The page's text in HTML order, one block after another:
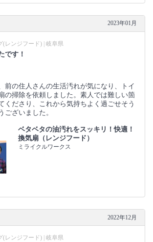
2023年01月
(レンジフード) | 岐阜県
です！
前の住人さんの生活汚れが気になり、トイ
の掃除を依頼しました。素人では難しい箇
くださり、これから気持ちよく過ごせそう
ございました。
ベタベタの油汚れをスッキリ！快適！
換気扇（レンジフード）
ミライクルワークス
2022年12月
(レンジフード) | 岐阜県